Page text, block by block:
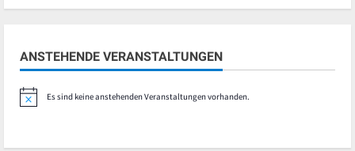
ANSTEHENDE VERANSTALTUNGEN
HinweisEs sind keine anstehenden Veranstaltungen vorhanden.